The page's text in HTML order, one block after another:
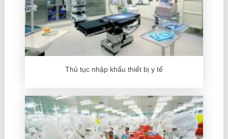
Thủ tục nhập khẩu thiết bị y tế